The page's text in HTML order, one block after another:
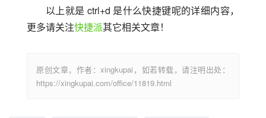
以上就是 ctrl+d 是什么快捷键呢的详细内容，
更多请关注快捷派其它相关文章！
原创文章，作者：xingkupai，如若转载，请注明出处：
https://xingkupai.com/office/11819.html